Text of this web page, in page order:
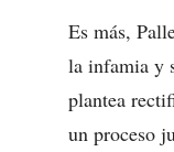
Es más,
la infamia y
plantea
un proceso